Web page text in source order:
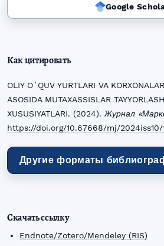
Google
Как цитировать
OLIY OʻQUV YURTLARI VA
ASOSIDA MUTAXASSISLAR
XUSUSIYATLARI. (2024). Журнал
https://doi.org/10.67668/mj/2024iss10/
Другие форматы
Скачать ссылку
Endnote/Zotero/Mendeley (RIS)